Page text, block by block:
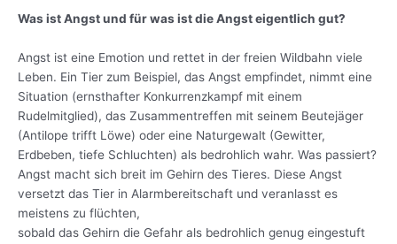
Was ist Angst und für was ist die Angst eigentlich gut?
Angst ist eine Emotion und rettet in der freien Wildbahn viele
Leben. Ein Tier zum Beispiel, das Angst empfindet, nimmt eine
Situation (ernsthafter Konkurrenzkampf mit einem
Rudelmitglied), das Zusammentreffen mit seinem Beutejäger
(Antilope trifft Löwe) oder eine Naturgewalt (Gewitter,
Erdbeben, tiefe Schluchten) als bedrohlich wahr. Was passiert?
Angst macht sich breit im Gehirn des Tieres. Diese Angst
versetzt das Tier in Alarmbereitschaft und veranlasst es
meistens zu flüchten,
sobald das Gehirn die Gefahr als bedrohlich genug eingestuft